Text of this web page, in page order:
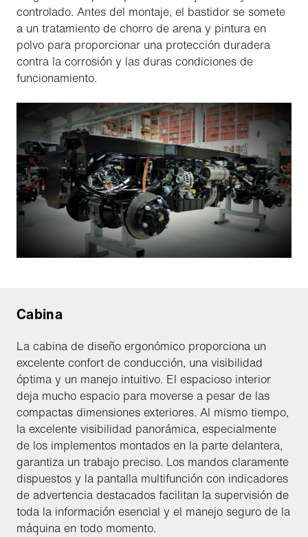
controlado. Antes del montaje, el bastidor se somete
a un tratamiento de chorro de arena y pintura en
polvo para proporcionar una protección duradera
contra la corrosión y las duras condiciones de
funcionamiento.
Cabina
La cabina de diseño ergonómico proporciona un
excelente confort de conducción, una visibilidad
óptima y un manejo intuitivo. El espacioso interior
deja mucho espacio para moverse a pesar de las
compactas dimensiones exteriores. Al mismo tiempo,
la excelente visibilidad panorámica, especialmente
de los implementos montados en la parte delantera,
garantiza un trabajo preciso. Los mandos claramente
dispuestos y la pantalla multifunción con indicadores
de advertencia destacados facilitan la supervisión de
toda la información esencial y el manejo seguro de la
máquina en todo momento.